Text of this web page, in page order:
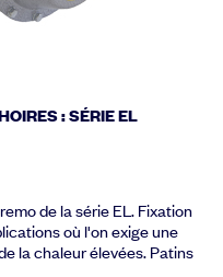
: SÉRIE EL
de la série EL. Fixation
où l'on exige une
la chaleur élevées. Patins